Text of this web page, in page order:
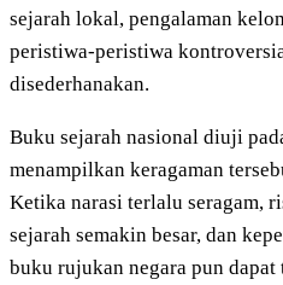
sejarah lokal, pengalaman
peristiwa-peristiwa
disederhanakan.
Buku sejarah nasional diuji
menampilkan keragaman
Ketika narasi terlalu seragam,
sejarah semakin besar, dan
buku rujukan negara pun